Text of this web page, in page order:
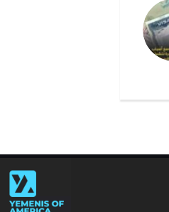
الحكومة الإماراتية تصادق
على فتح سفارة في تل أبيب